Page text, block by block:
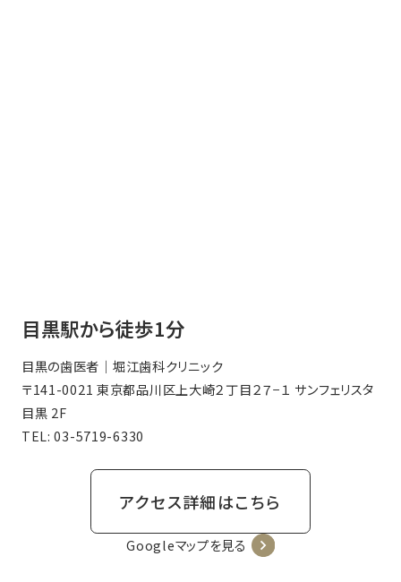
目黒駅から徒歩1分
目黒の歯医者｜堀江歯科クリニック
〒141-0021 東京都品川区上大崎２丁目２７−１ サンフェリスタ
目黒 2F
TEL:03-5719-6330
アクセス詳細はこちら
Googleマップを見る